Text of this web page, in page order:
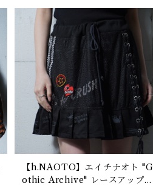
【h.NAOTO】エイチナオト "G
othic Archive" レースアップフ